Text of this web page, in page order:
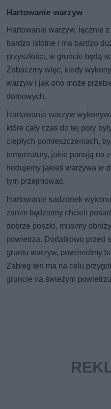
Hartowanie warzyw
Hartowanie warzyw, łącznie
bardzo istotne i ma bardzo
przyszłości, w gruncie będą
Zobaczmy więc, kiedy
warzyw i jak ono może
domowych.
Hartowanie warzyw
które cały czas do tej pory
ciepłych pomieszczeniach,
temperatury, jakie panują na
hodujemy jakieś warzywa w
tym przejmować.
Hartowanie sadzonek
zanim będziemy chcieli
dobrze poszło, musimy
powietrza. Dodatkowo przed
gruntu warzyw, powinniśmy
Zabieg ten ma na celu
gruncie na świeżym